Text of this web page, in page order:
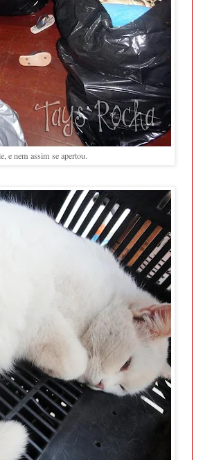
e nem assim se apertou.